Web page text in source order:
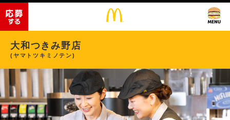
大和つきみ野店
(ヤマトツキミノテン)